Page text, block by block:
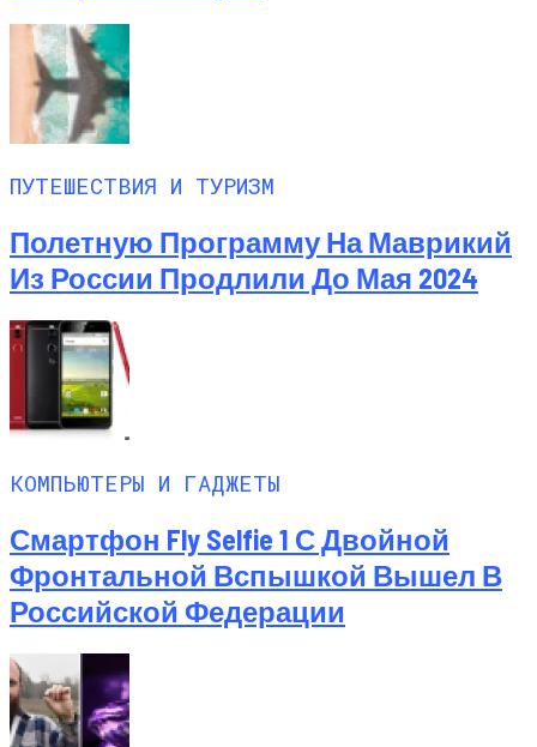
ПУТЕШЕСТВИЯ И ТУРИЗМ
Полетную Программу На Маврикий
Из России Продлили До Мая 2024
КОМПЬЮТЕРЫ И ГАДЖЕТЫ
Смартфон Fly Selfie 1 С Двойной
Фронтальной Вспышкой Вышел В
Российской Федерации